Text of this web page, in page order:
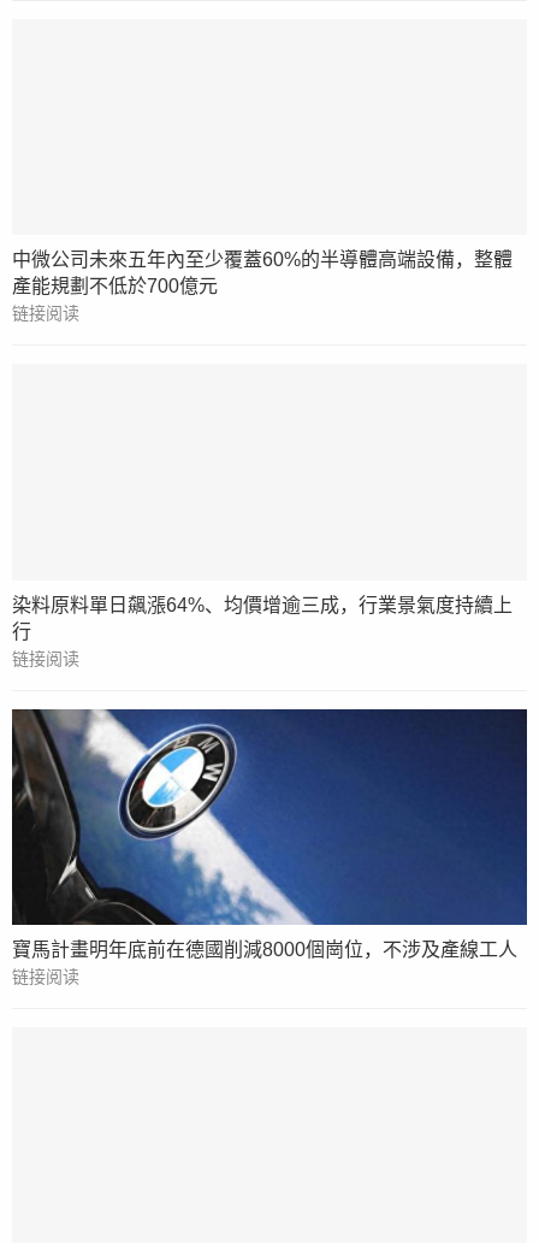
中微公司未來五年內至少覆蓋60%的半導體高端設備，整體
產能規劃不低於700億元
链接阅读
染料原料單日飆漲64%、均價增逾三成，行業景氣度持續上
行
链接阅读
寶馬計畫明年底前在德國削減8000個崗位，不涉及產線工人
链接阅读